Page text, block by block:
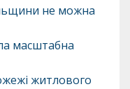
не можна
масштабна
житлового